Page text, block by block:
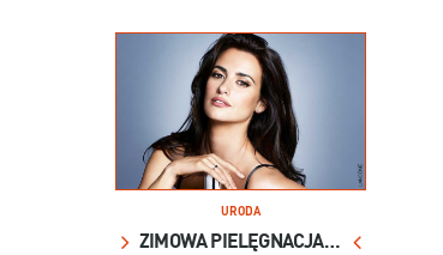
URODA
ZIMOWA PIELĘGNACJA GWIAZD